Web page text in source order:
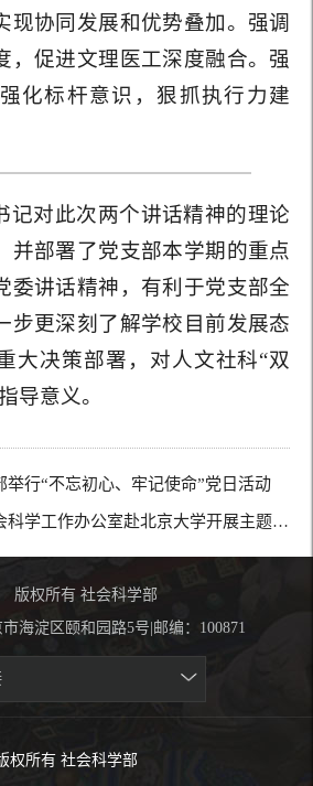
现协同发展和优势叠加。强调
，促进文理医工深度融合。强
化标杆意识，狠抓执行力建
记对此次两个讲话精神的理论
并部署了党支部本学期的重点
委讲话精神，有利于党支部全
步更深刻了解学校目前发展态
大决策部署，对人文社科“双
导意义。
举行“不忘初心、牢记使命”党日活动
学工作办公室赴北京大学开展主题党日活动
所有 社会科学部
淀区颐和园路5号|邮编：100871
权所有 社会科学部